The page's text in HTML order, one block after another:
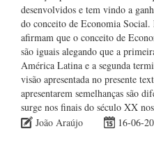
desenvolvidos e tem vindo a
do conceito de Economia Social.
afirmam que o conceito de
são iguais alegando que a
América Latina e a segunda
visão apresentada no presente
apresentarem semelhanças são
surge nos finais do século XX
João Araújo
16-06-